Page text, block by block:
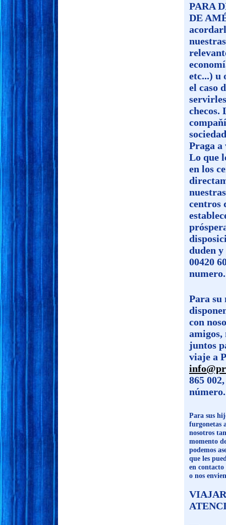
PARA
DE
etc...) u
el caso
checos.
Praga
Lo que
en los
centros
duden
00420
numero.
Para su
con
juntos
viaje a
865
número.
Para sus
furgonetas
nosotros
momento
podemos
que les
en
o nos